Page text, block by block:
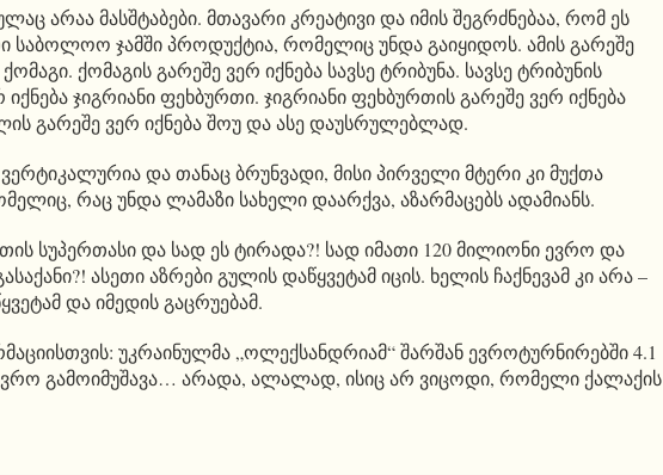
არაა მასშტაბები. მთავარი კრეატივი და იმის შეგრძნებაა, რომ ეს
საბოლოო ჯამში პროდუქტია, რომელიც უნდა გაიყიდოს. ამის გარეშე
ქომაგის გარეშე ვერ იქნება სავსე ტრიბუნა. სავსე ტრიბუნის
იქნება ჯიგრიანი ფეხბურთი. ჯიგრიანი ფეხბურთის გარეშე ვერ იქნება
გარეშე ვერ იქნება შოუ და ასე დაუსრულებლად.
და თანაც ბრუნვადი, მისი პირველი მტერი კი მუქთა
რაც უნდა ლამაზი სახელი დაარქვა, აზარმაცებს ადამიანს.
სუპერთასი და სად ეს ტირადა?! სად იმათი 120 მილიონი ევრო და
ასეთი აზრები გულის დაწყვეტამ იცის. ხელის ჩაქნევამ კი არა –
და იმედის გაცრუებამ.
უკრაინულმა „ოლექსანდრიამ“ შარშან ევროტურნირებში 4.1
გამოიმუშავა… არადა, ალალად, ისიც არ ვიცოდი, რომელი ქალაქის